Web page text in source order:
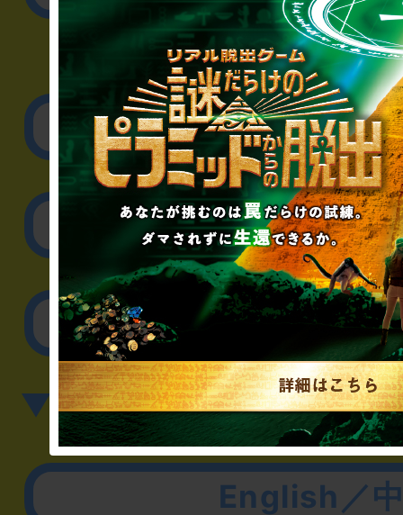
▼企業／法人の
リアル脱出ゲーム制作
取材に関するお
その他のご相談／
▼英語、中国語でのお問
English／